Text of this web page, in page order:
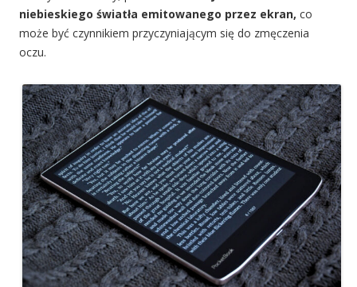
niebieskiego światła emitowanego przez ekran, co
może być czynnikiem przyczyniającym się do zmęczenia
oczu.